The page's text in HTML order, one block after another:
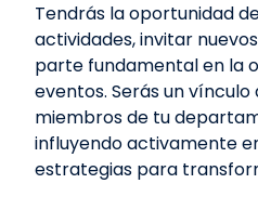
Tendrás la oportunidad
actividades, invitar
parte fundamental en la
eventos. Serás un
miembros de tu
influyendo activamente
estrategias para